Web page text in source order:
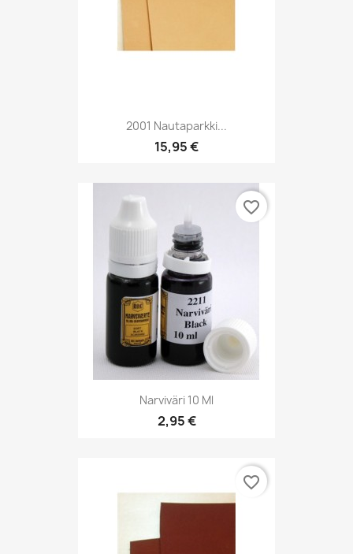
2001 Nautaparkki...
15,95 €
Narviväri 10 Ml
2,95 €
favorite_border
favorite_border